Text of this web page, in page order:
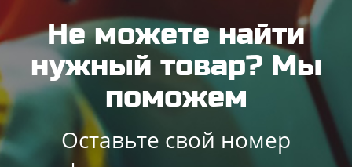
Не можете найти
нужный товар? Мы
поможем